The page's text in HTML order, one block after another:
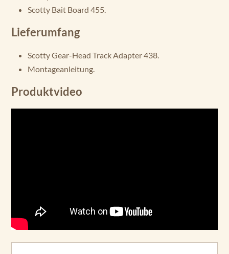
Scotty Bait Board 455.
Lieferumfang
Scotty Gear-Head Track Adapter 438.
Montageanleitung.
Produktvideo